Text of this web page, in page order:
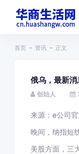
首页 资讯 正文
俄乌，最新
创始人
来源：e公司
晚间，纳指短
美股方面，三